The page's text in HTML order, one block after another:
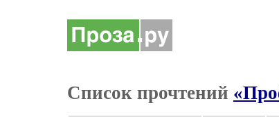
Список прочтений